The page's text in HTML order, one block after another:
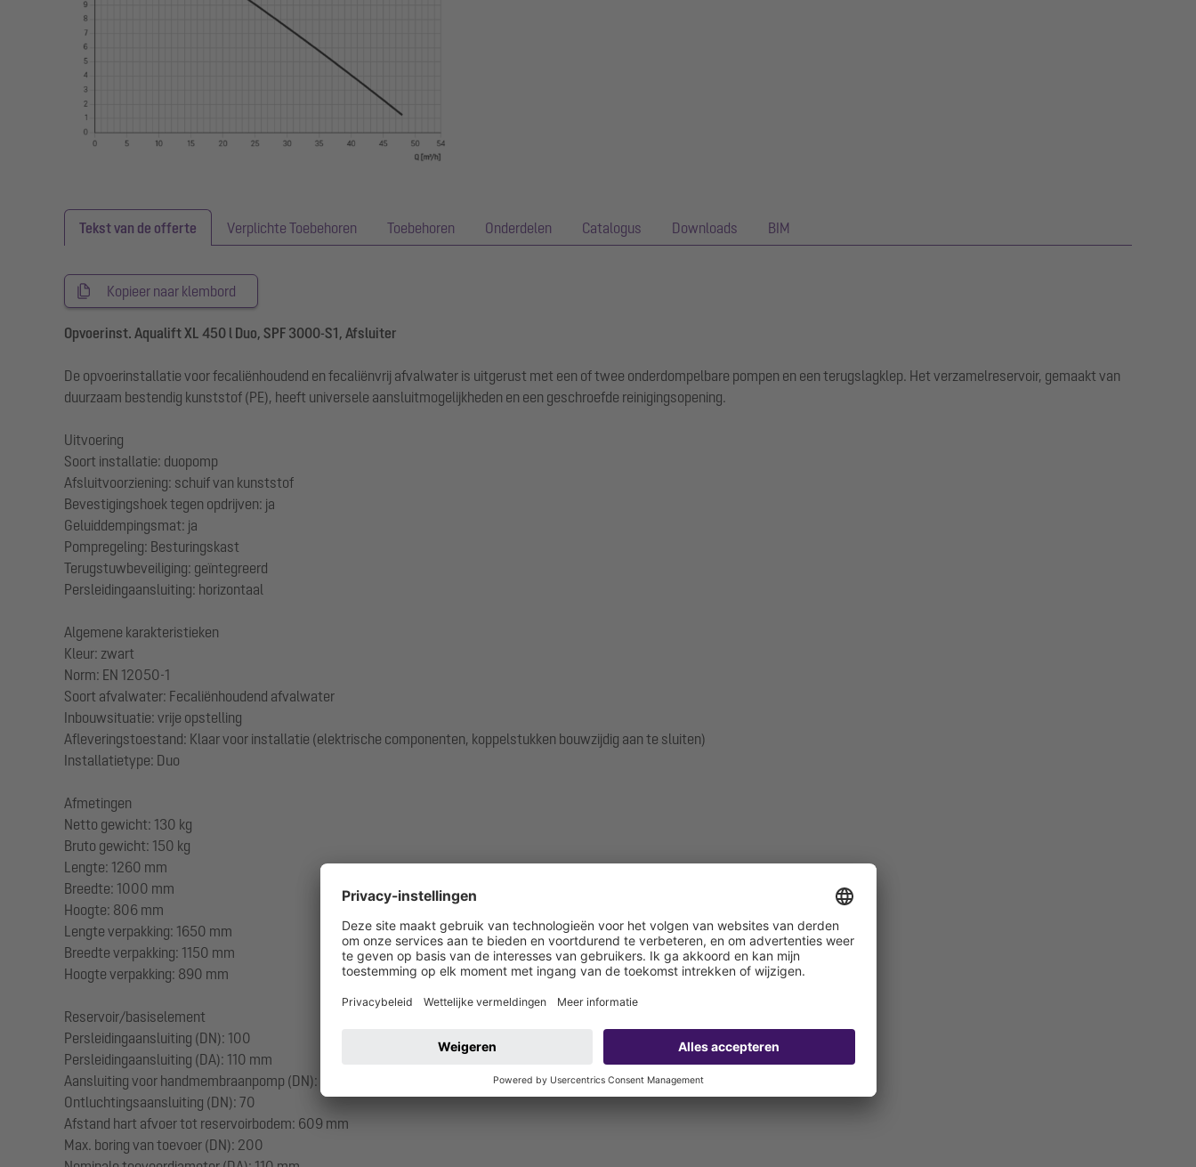
Tekst van de offerte Verplichte Toebehoren Toebehoren Onderdelen Catalogus Downloads BIM
Kopieer naar klembord
Opvoerinst. Aqualift XL 450 l Duo, SPF 3000-S1, Afsluiter
De opvoerinstallatie voor fecaliënhoudend en fecaliënvrij afvalwater is uitgerust met een of twee onderdompelbare pompen en een terugslagklep. Het verzamelreservoir, gemaakt van
duurzaam bestendig kunststof (PE), heeft universele aansluitmogelijkheden en een geschroefde reinigingsopening.
Uitvoering
Soort installatie: duopomp
Afsluitvoorziening: schuif van kunststof
Bevestigingshoek tegen opdrijven: ja
Geluiddempingsmat: ja
Pompregeling: Besturingskast
Terugstuwbeveiliging: geïntegreerd
Persleidingaansluiting: horizontaal
Algemene karakteristieken
Kleur: zwart
Norm: EN 12050-1
Soort afvalwater: Fecaliënhoudend afvalwater
Inbouwsituatie: vrije opstelling
Afleveringstoestand: Klaar voor installatie (elektrische componenten, koppelstukken bouwzijdig aan te sluiten)
Installatietype: Duo
Afmetingen
Netto gewicht: 130 kg
Bruto gewicht: 150 kg
Lengte: 1260 mm
Breedte: 1000 mm
Hoogte: 806 mm
Lengte verpakking: 1650 mm
Breedte verpakking: 1150 mm
Hoogte verpakking: 890 mm
Reservoir/basiselement
Persleidingaansluiting (DN): 100
Persleidingaansluiting (DA): 110 mm
Aansluiting voor handmembraanpomp (DN): 32
Ontluchtingsaansluiting (DN): 70
Afstand hart afvoer tot reservoirbodem: 609 mm
Max. boring van toevoer (DN): 200